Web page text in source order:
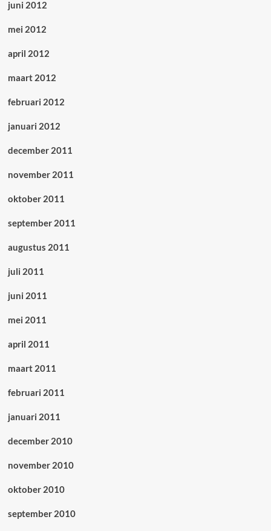
juni 2012
mei 2012
april 2012
maart 2012
februari 2012
januari 2012
december 2011
november 2011
oktober 2011
september 2011
augustus 2011
juli 2011
juni 2011
mei 2011
april 2011
maart 2011
februari 2011
januari 2011
december 2010
november 2010
oktober 2010
september 2010